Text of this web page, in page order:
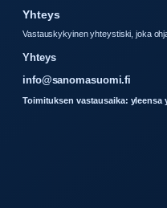
Yhteys
Vastauskykyinen yhteystiski, joka
Yhteys
info@sanomasuomi.fi
Toimituksen vastausaika: yleensa